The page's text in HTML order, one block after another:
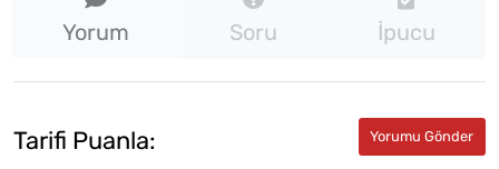
Yorum Soru İpucu
Tarifi Puanla: